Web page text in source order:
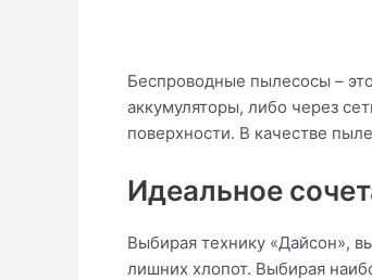
Беспроводные пылесосы –
аккумуляторы, либо через
поверхности. В качестве
Идеальное
Выбирая технику «Дайсон»,
лишних хлопот. Выбирая